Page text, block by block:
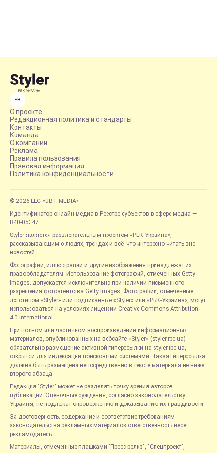
FB
О проекте
Редакционная политика и стандарты
Контакты
Команда
О компании
Реклама
Правила пользования
Правовая информация
Политика конфиденциальности
© 2026 LLC «UBT MEDIA»
Идентификатор онлайн-медиа в Реестре субъектов в сфере медиа —
R40-05347
Styler является развлекательным проектом «РБК-Украина»,
рассказывающим о людях, трендах и всё, что интересно читать вне
новостей.
Фотографии, иллюстрации и другие изображения принадлежат их
правообладателям. Использование фотографий, отмеченных Getty
Images, допускается исключительно при наличии письменного
разрешения фотоагентства Getty Images. Фотографии, отмеченные
логотипом «Styler» или подписанные «Styler» или «РБК-Украина», могут
использоваться на условиях лицензии Creative Commons Attribution
4.0 International.
При полном или частичном воспроизведении информационных
материалов, опубликованных на вебсайте «Styler» (styler.rbc.ua),
обязательно размещение активной гиперссылки на styler.rbc.ua,
открытой для индексации поисковыми системами. Такая гиперссылка
должна быть размещена непосредственно в тексте материала не ниже
второго абзаца.
Редакция "Styler" может не разделять точку зрения авторов
публикаций. Оценочные суждения, согласно законодательству
Украины, не подлежат опровержению и доказыванию их правдивости.
За достоверность, содержание и соответствие требованиям
законодательства рекламных материалов ответственность несет
рекламодатель.
Материалы, отмеченные плашками "Пресс-релиз", "Спецпроект",